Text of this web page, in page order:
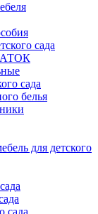
сада
сада
белья
для детского